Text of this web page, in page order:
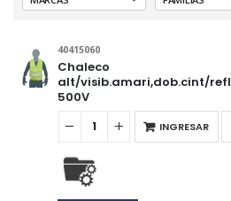
40415060
Chaleco
alt/visib.amari,dob.cint/
500V
INGRESAR